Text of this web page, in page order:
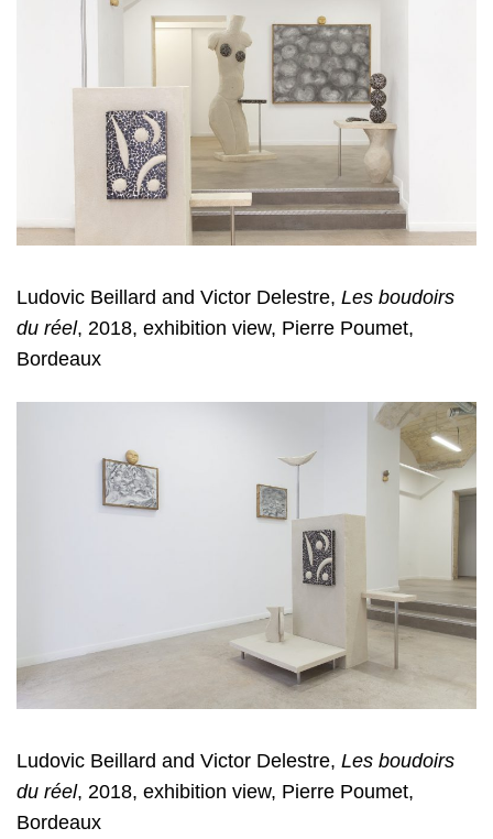
Ludovic Beillard and Victor Delestre, Les boudoirs
du réel, 2018, exhibition view, Pierre Poumet,
Bordeaux
Ludovic Beillard and Victor Delestre, Les boudoirs
du réel, 2018, exhibition view, Pierre Poumet,
Bordeaux